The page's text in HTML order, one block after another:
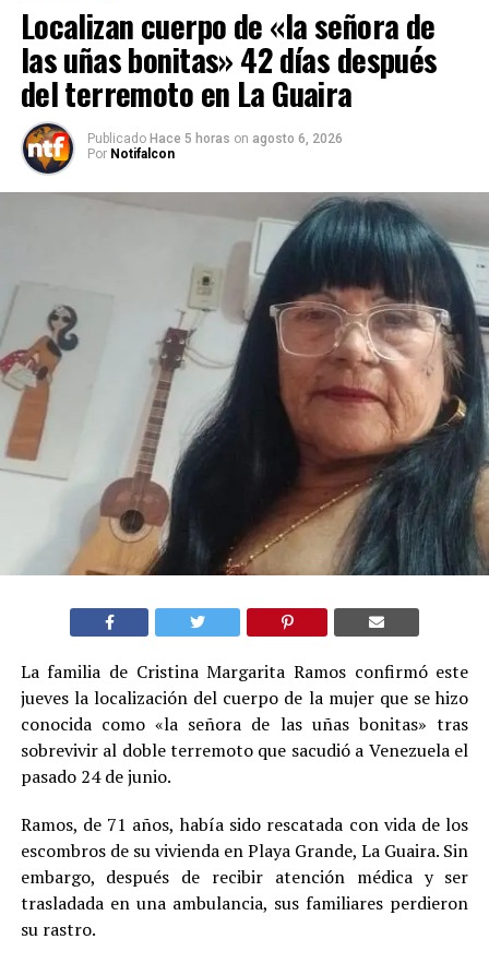
Localizan cuerpo de «la señora de
las uñas bonitas» 42 días después
del terremoto en La Guaira
Publicado Hace 5 horas on agosto 6, 2026
Por Notifalcon
La familia de Cristina Margarita Ramos confirmó este
jueves la localización del cuerpo de la mujer que se hizo
conocida como «la señora de las uñas bonitas» tras
sobrevivir al doble terremoto que sacudió a Venezuela el
pasado 24 de junio.
Ramos, de 71 años, había sido rescatada con vida de los
escombros de su vivienda en Playa Grande, La Guaira. Sin
embargo, después de recibir atención médica y ser
trasladada en una ambulancia, sus familiares perdieron
su rastro.